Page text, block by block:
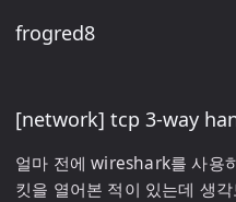
frogred8
[network] tcp 3-way
얼마 전에 wireshark를 사용
킷을 열어본 적이 있는데 생